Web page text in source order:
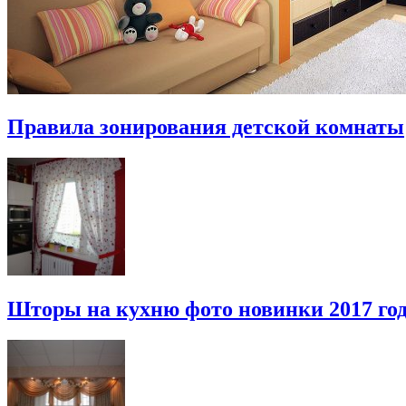
Правила зонирования детской комнаты
Шторы на кухню фото новинки 2017